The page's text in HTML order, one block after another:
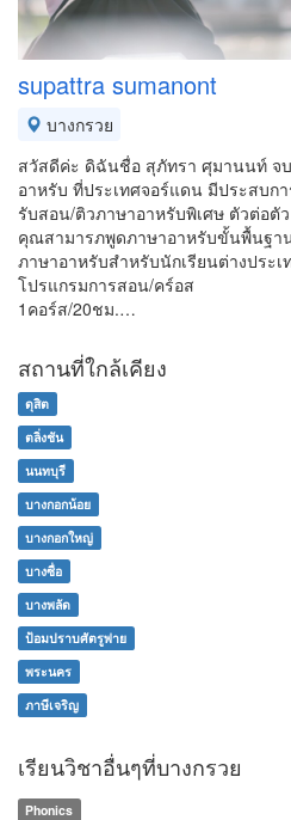
supattra sumanont
บางกรวย
สวัสดีค่ะ ดิฉันชื่อ สุภัทรา ศุมานนท์ จ
อาหรับ ที่ประเทศจอร์แดน มีประสบก
รับสอน/ติวภาษาอาหรับพิเศษ ตัวต่อตั
คุณสามารภพูดภาษาอาหรับขั้นพื้นฐา
ภาษาอาหรับสำหรับนักเรียนต่างประเ
โปรแกรมการสอน/คร์อส
1คอร์ส/20ชม.…
สถานที่ใกล้เคียง
ดุสิต
ตลิ่งชัน
นนทบุรี
บางกอกน้อย
บางกอกใหญ่
บางซื่อ
บางพลัด
ป้อมปราบศัตรูพ่าย
พระนคร
ภาษีเจริญ
เรียนวิชาอื่นๆที่บางกรวย
Phonics